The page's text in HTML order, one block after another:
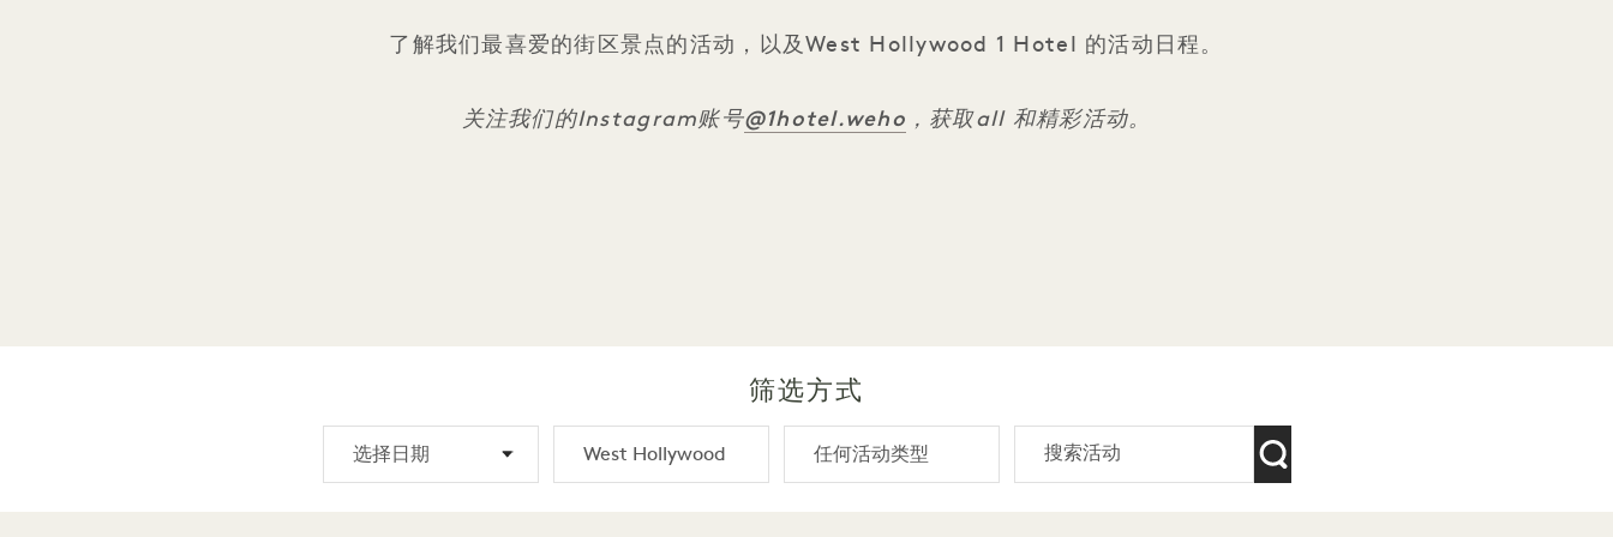
了解我们最喜爱的街区景点的活动，以及West Hollywood 1 Hotel 的活动日程。
关注我们的Instagram账号@1hotel.weho ，获取all 和精彩活动。
筛选方式